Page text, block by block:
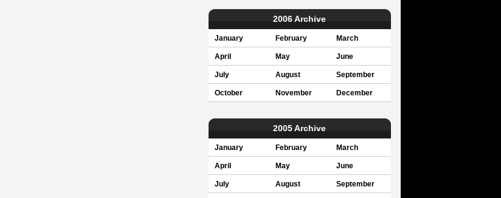
2006 Archive
January February March
April May June
July August September
October November December
2005 Archive
January February March
April May June
July August September